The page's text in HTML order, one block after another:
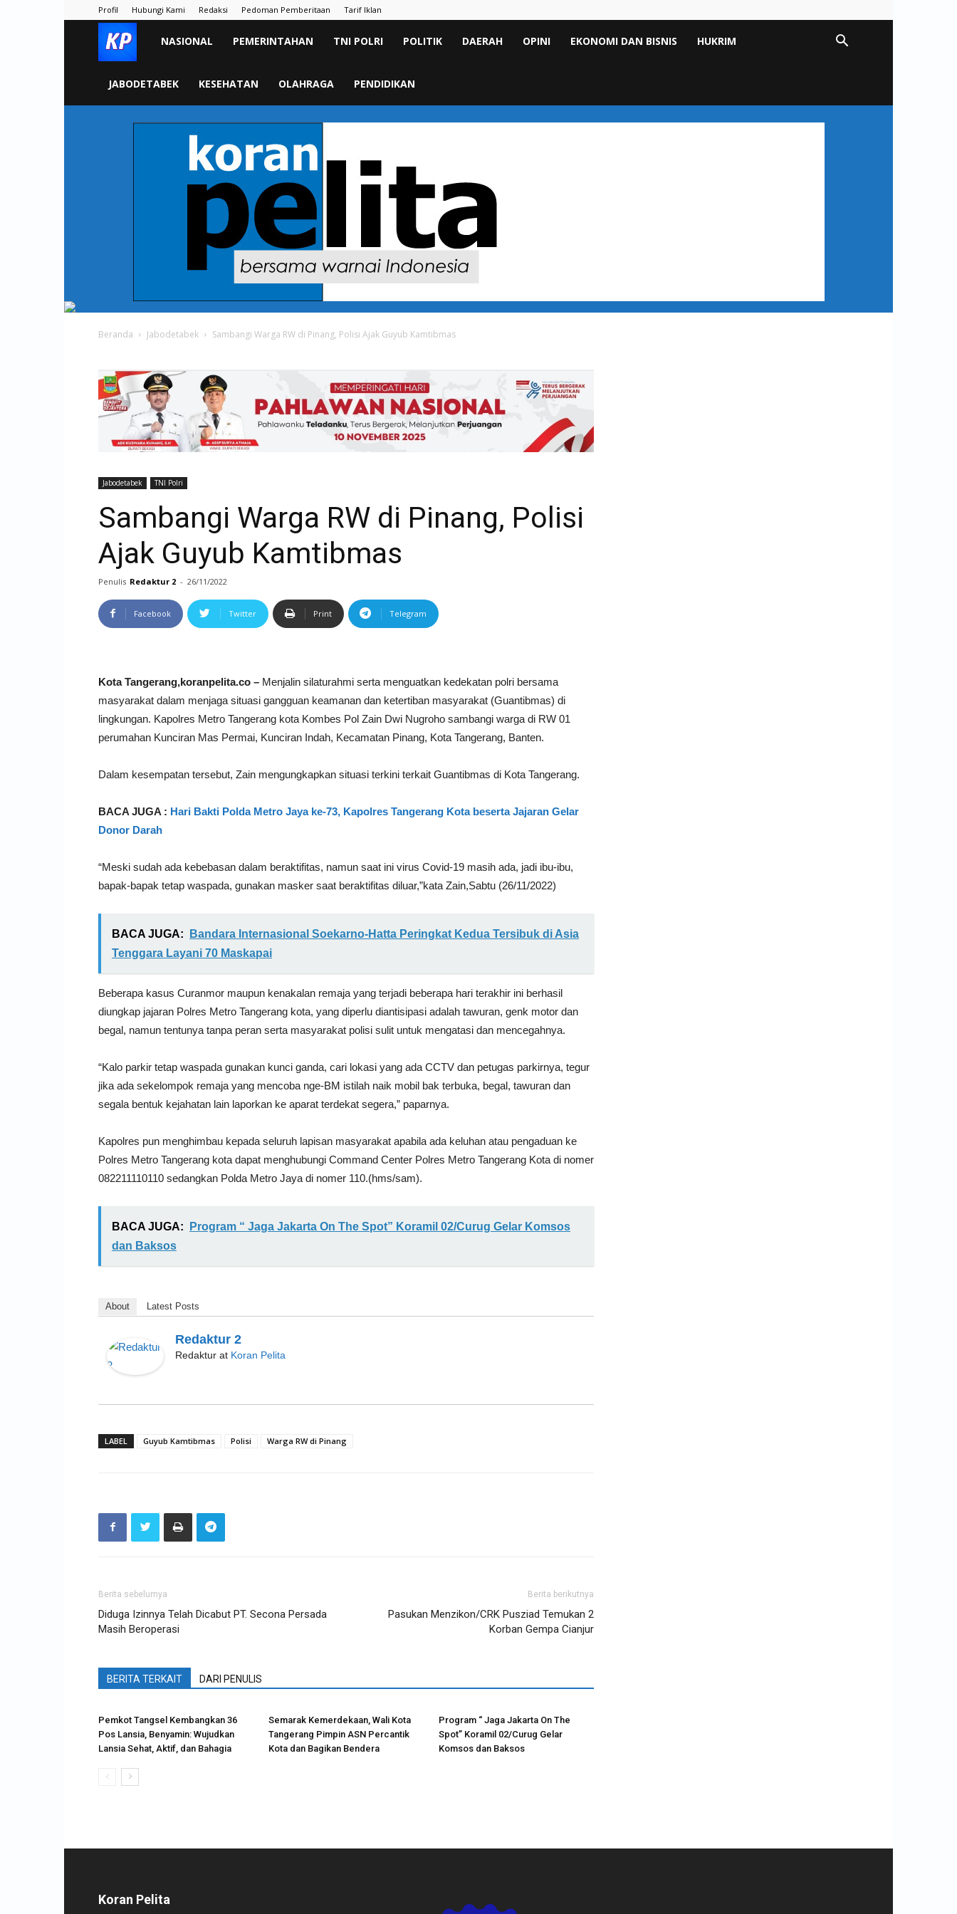
Profil Hubungi Kami Redaksi Pedoman Pemberitaan Tarif Iklan
KORAN
PELITA
NASIONAL PEMERINTAHAN TNI POLRI POLITIK DAERAH OPINI EKONOMI DAN BISNIS HUKRIM
JABODETABEK KESEHATAN OLAHRAGA PENDIDIKAN
Beranda Jabodetabek Sambangi Warga RW di Pinang, Polisi Ajak Guyub Kamtibmas
Jabodetabek TNI Polri
Sambangi Warga RW di Pinang, Polisi
Ajak Guyub Kamtibmas
Penulis Redaktur 2 - 26/11/2022
Facebook Twitter Print Telegram
Kota Tangerang,koranpelita.co – Menjalin silaturahmi serta menguatkan kedekatan polri bersama
masyarakat dalam menjaga situasi gangguan keamanan dan ketertiban masyarakat (Guantibmas) di
lingkungan. Kapolres Metro Tangerang kota Kombes Pol Zain Dwi Nugroho sambangi warga di RW 01
perumahan Kunciran Mas Permai, Kunciran Indah, Kecamatan Pinang, Kota Tangerang, Banten.
Dalam kesempatan tersebut, Zain mengungkapkan situasi terkini terkait Guantibmas di Kota Tangerang.
BACA JUGA : Hari Bakti Polda Metro Jaya ke-73, Kapolres Tangerang Kota beserta Jajaran Gelar
Donor Darah
“Meski sudah ada kebebasan dalam beraktifitas, namun saat ini virus Covid-19 masih ada, jadi ibu-ibu,
bapak-bapak tetap waspada, gunakan masker saat beraktifitas diluar,”kata Zain,Sabtu (26/11/2022)
BACA JUGA:
Bandara Internasional Soekarno-Hatta Peringkat Kedua Tersibuk di Asia
Tenggara Layani 70 Maskapai
Beberapa kasus Curanmor maupun kenakalan remaja yang terjadi beberapa hari terakhir ini berhasil
diungkap jajaran Polres Metro Tangerang kota, yang diperlu diantisipasi adalah tawuran, genk motor dan
begal, namun tentunya tanpa peran serta masyarakat polisi sulit untuk mengatasi dan mencegahnya.
“Kalo parkir tetap waspada gunakan kunci ganda, cari lokasi yang ada CCTV dan petugas parkirnya, tegur
jika ada sekelompok remaja yang mencoba nge-BM istilah naik mobil bak terbuka, begal, tawuran dan
segala bentuk kejahatan lain laporkan ke aparat terdekat segera,” paparnya.
Kapolres pun menghimbau kepada seluruh lapisan masyarakat apabila ada keluhan atau pengaduan ke
Polres Metro Tangerang kota dapat menghubungi Command Center Polres Metro Tangerang Kota di nomer
082211110110 sedangkan Polda Metro Jaya di nomer 110.(hms/sam).
BACA JUGA:
Program “ Jaga Jakarta On The Spot” Koramil 02/Curug Gelar Komsos
dan Baksos
About Latest Posts
Redaktur 2
Redaktur at Koran Pelita
LABEL Guyub Kamtibmas Polisi Warga RW di Pinang
Berita sebelumya
Diduga Izinnya Telah Dicabut PT. Secona Persada
Masih Beroperasi
Berita berikutnya
Pasukan Menzikon/CRK Pusziad Temukan 2
Korban Gempa Cianjur
BERITA TERKAIT DARI PENULIS
Pemkot Tangsel Kembangkan 36
Pos Lansia, Benyamin: Wujudkan
Lansia Sehat, Aktif, dan Bahagia
Semarak Kemerdekaan, Wali Kota
Tangerang Pimpin ASN Percantik
Kota dan Bagikan Bendera
Program “ Jaga Jakarta On The
Spot” Koramil 02/Curug Gelar
Komsos dan Baksos
Koran Pelita